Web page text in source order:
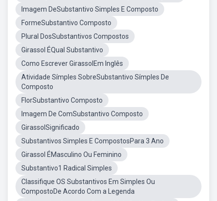
Imagem DeSubstantivo Simples E Composto
FormeSubstantivo Composto
Plural DosSubstantivos Compostos
Girassol ÉQual Substantivo
Como Escrever GirassolEm Inglês
Atividade Símples SobreSubstantivo Símples De
Composto
FlorSubstantivo Composto
Imagem De ComSubstantivo Composto
GirassolSignificado
Substantivos Simples E CompostosPara 3 Ano
Girassol ÉMasculino Ou Feminino
Substantivo1 Radical Simples
Classifique OS Substantivos Em Simples Ou
CompostoDe Acordo Com a Legenda